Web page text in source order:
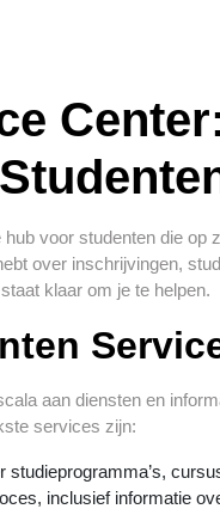
voor studenten die op
over inschrijvingen,
klaar om je te helpen.
aan diensten en
services zijn:
inclusief informatie